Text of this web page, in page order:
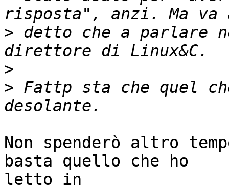
> detto che a parlare
>
> Fattp sta che quel
Non spenderò altro
basta quello che ho